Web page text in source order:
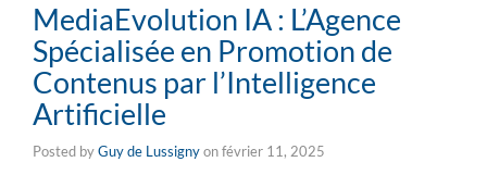
MediaEvolution IA : L’Agence
Spécialisée en Promotion de
Contenus par l’Intelligence
Artificielle
Posted byGuy de Lussignyonfévrier 11, 2025